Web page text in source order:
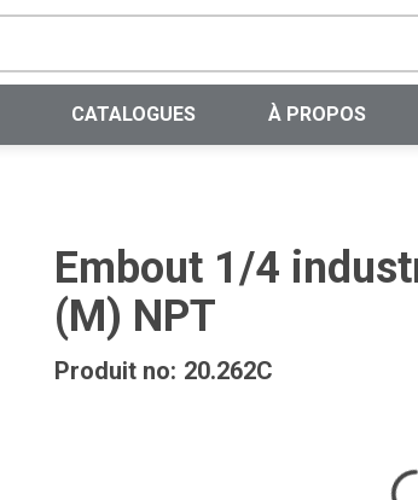
CATALOGUES À PROPOS
Embout 1/4
(M) NPT
Produit no: 20.262C